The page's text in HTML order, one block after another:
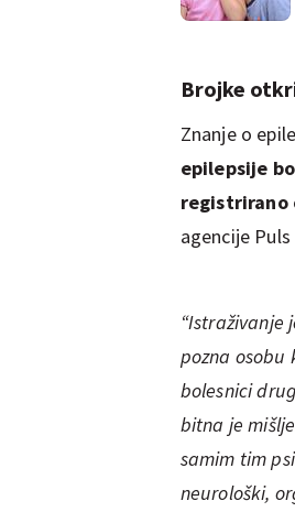
Brojke
Znanje o
epilepsije
registrirano
agencije
“Istraživanje
pozna
bolesnici
bitna je
samim tim
neurološki,